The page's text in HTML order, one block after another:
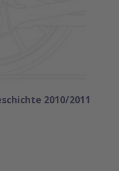
2010/2011